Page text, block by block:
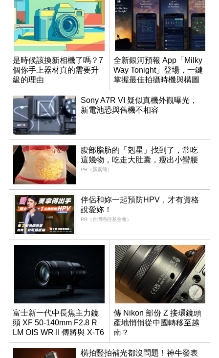
是時候該換新相機了嗎？7
個你手上器材真的需要升
級的理由
全新銀河預報 App「Milky
Way Tonight」登場，一鍵
掌握最佳拍攝時機與構圖
Sony A7R VI 疑似真機外觀曝光，
新電池恐與舊機不相容
腹部脂肪的「剋星」找到了，常吃
這幾物，吃走大肚囊，瘦出小蠻腰
PR（新素簡）
伴侶和妳一起預防HPV，才有資格
說愛妳！
PR（台灣癌症基金會）
富士新一代中長焦主力鏡
頭 XF 50-140mm F2.8 R
LM OIS WR II 傳將與 X-T6
同步亮相
傳 Nikon 部份 Z 接環鏡頭
產地悄悄從中國轉移至越
南？
橫拍豎拍補光都沒問題！神牛發表